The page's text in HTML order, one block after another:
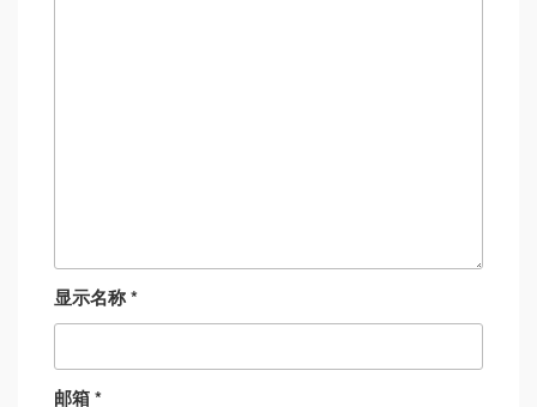
显示名称*
邮箱*